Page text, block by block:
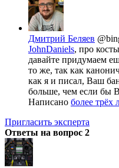
Дмитрий Беляев
JohnDaniels, про
давайте придумаем
то же, так как
как я и писал, Ваш
больше, чем если бы
Написано более трёх
Пригласить эксперта
Ответы на вопрос 2